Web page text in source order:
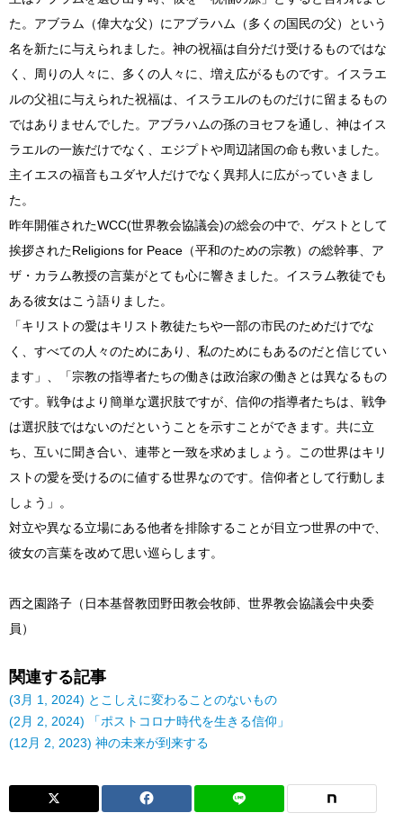
た。アブラム（偉大な父）にアブラハム（多くの国民の父）という
名を新たに与えられました。神の祝福は自分だけ受けるものではな
く、周りの人々に、多くの人々に、増え広がるものです。イスラエ
ルの父祖に与えられた祝福は、イスラエルのものだけに留まるもの
ではありませんでした。アブラハムの孫のヨセフを通し、神はイス
ラエルの一族だけでなく、エジプトや周辺諸国の命も救いました。
主イエスの福音もユダヤ人だけでなく異邦人に広がっていきまし
た。
昨年開催されたWCC(世界教会協議会)の総会の中で、ゲストとして
挨拶されたReligions for Peace（平和のための宗教）の総幹事、ア
ザ・カラム教授の言葉がとても心に響きました。イスラム教徒でも
ある彼女はこう語りました。
「キリストの愛はキリスト教徒たちや一部の市民のためだけでな
く、すべての人々のためにあり、私のためにもあるのだと信じてい
ます」、「宗教の指導者たちの働きは政治家の働きとは異なるもの
です。戦争はより簡単な選択肢ですが、信仰の指導者たちは、戦争
は選択肢ではないのだということを示すことができます。共に立
ち、互いに聞き合い、連帯と一致を求めましょう。この世界はキリ
ストの愛を受けるのに値する世界なのです。信仰者として行動しま
しょう」。
対立や異なる立場にある他者を排除することが目立つ世界の中で、
彼女の言葉を改めて思い巡らします。
西之園路子（日本基督教団野田教会牧師、世界教会協議会中央委
員）
関連する記事
(3月 1, 2024) とこしえに変わることのないもの
(2月 2, 2024) 「ポストコロナ時代を生きる信仰」
(12月 2, 2023) 神の未来が到来する